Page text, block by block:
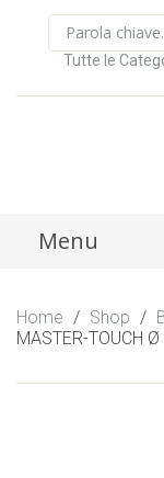
Tutte le
Menu
Home / Shop /
MASTER-TOUCH